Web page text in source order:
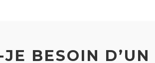
BESOIN D’UN